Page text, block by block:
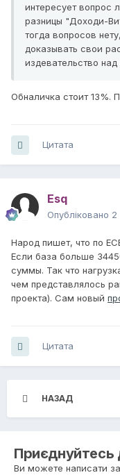
интересует вопрос
разницы "Доходи-
тогда вопросов
доказывать свои
издевательство
Обналичка стоит
Цитата
Esq
Опубліковано 2
Народ пишет, что по
Если база больше
суммы. Так что
чем представлялось
проекта). Сам новый
Цитата
НАЗАД
Приєднуйтесь
Ви можете написати